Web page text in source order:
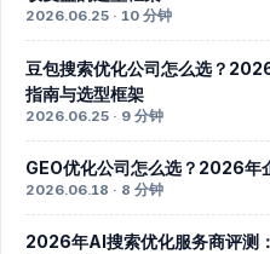
2026.06.25 · 10 分钟
豆包搜索优化公司怎么选？
指南与选型框架
2026.06.25 · 9 分钟
GEO优化公司怎么选？2026年
2026.06.18 · 8 分钟
2026年AI搜索优化服务商评测